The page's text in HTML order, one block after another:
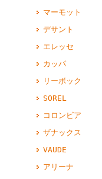
マーモット
デサント
エレッセ
カッパ
リーボック
SOREL
コロンビア
ザナックス
VAUDE
アリーナ